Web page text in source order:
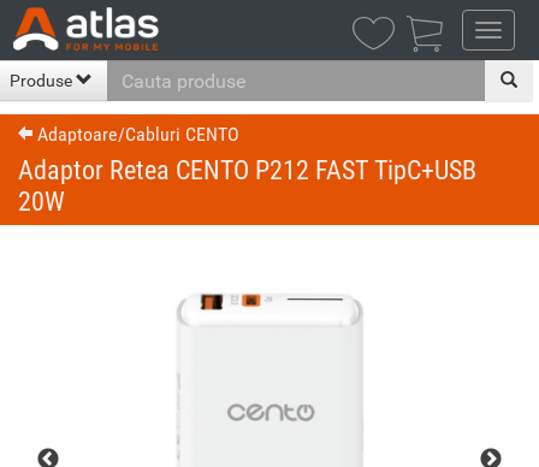
Produse
Adaptoare/Cabluri CENTO
Adaptor Retea CENTO P212 FAST TipC+USB
20W